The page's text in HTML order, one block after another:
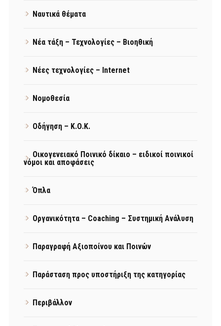
Ναυτικά θέματα
Νέα τάξη – Τεχνολογίες – Βιοηθική
Νέες τεχνολογίες – Internet
Νομοθεσία
Οδήγηση – Κ.Ο.Κ.
Οικογενειακό Ποινικό δίκαιο – ειδικοί ποινικοί
νόμοι και αποφάσεις
Όπλα
Οργανικότητα – Coaching – Συστημική Ανάλυση
Παραγραφή Αξιοποίνου και Ποινών
Παράσταση προς υποστήριξη της κατηγορίας
Περιβάλλον